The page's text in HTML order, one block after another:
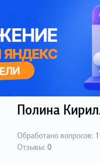
Полина
Обработано вопросов:
Отзывы:0